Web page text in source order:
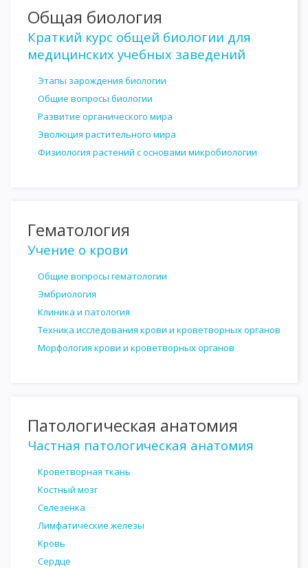
Общая биология
Краткий курс общей биологии для
медицинских учебных заведений
Этапы зарождения биологии
Общие вопросы биологии
Развитие органического мира
Эволюция растительного мира
Физиология растений с основами микробиологии
Гематология
Учение о крови
Общие вопросы гематологии
Эмбриология
Клиника и патология
Техника исследования крови и кроветворных органов
Морфология крови и кроветворных органов
Патологическая анатомия
Частная патологическая анатомия
Кроветворная ткань
Костный мозг
Селезенка
Лимфатические железы
Кровь
Сердце